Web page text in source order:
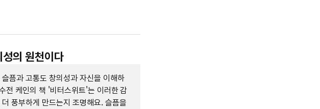
의 원천이다
픔과 고통도 창의성과 자신을 이해하
전 케인의 책 '비터스위트'는 이러한 감
풍부하게 만드는지 조명해요. 슬픔을